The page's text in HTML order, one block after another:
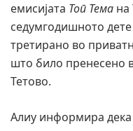
емисијата Топ Тема на
седумгодишното
третирано во
што било пренесено
Тетово.
Алиу информира